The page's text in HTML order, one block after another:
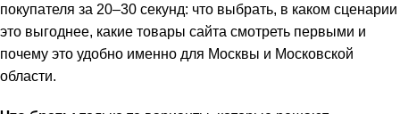
покупателя за 20–30 секунд: что выбрать, в каком сценарии
это выгоднее, какие товары сайта смотреть первыми и
почему это удобно именно для Москвы и Московской
области.